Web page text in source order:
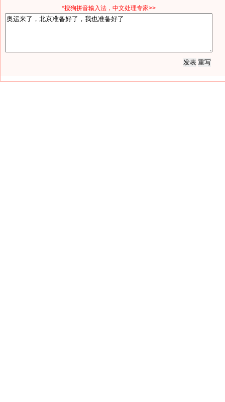
*搜狗拼音输入法，中文处理专家>>